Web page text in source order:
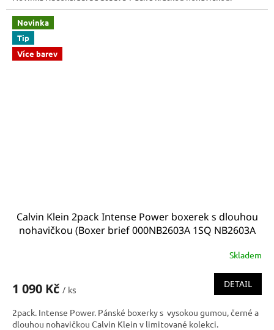
Novinka
Tip
Více barev
Calvin Klein 2pack Intense Power boxerek s dlouhou
nohavičkou (Boxer brief 000NB2603A 1SQ NB2603A
Skladem
1 090 Kč / ks
DETAIL
2pack. Intense Power. Pánské boxerky s vysokou gumou, černé a
dlouhou nohavičkou Calvin Klein v limitované kolekci.